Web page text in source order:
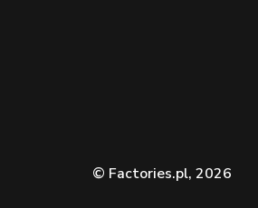
© Factories.pl, 2026